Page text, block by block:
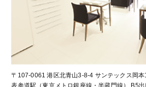
〒107-0061 港区北青山3-8-4 サンテックス岡
表参道駅（東京メトロ銀座線・半蔵門線） B5